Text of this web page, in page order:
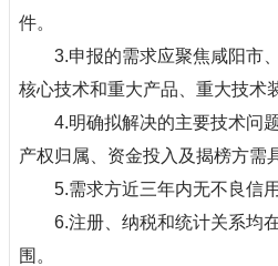
件。
3.申报的需求应聚焦咸阳市
核心技术和重大产品、重大技术
4.明确拟解决的主要技术问
产权归属、资金投入及揭榜方需
5.需求方近三年内无不良信用
6.注册、纳税和统计关系均
围。